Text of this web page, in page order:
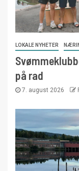
LOKALE NYHETER
på rad
7. august 2026